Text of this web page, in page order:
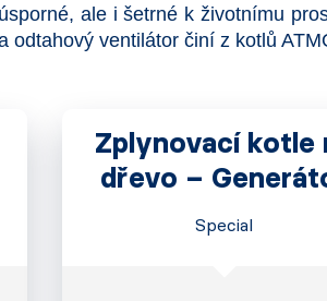
úsporné, ale i šetrné k životnímu
odtahový ventilátor činí z kotlů
Zplynovací kotle
dřevo –
Special